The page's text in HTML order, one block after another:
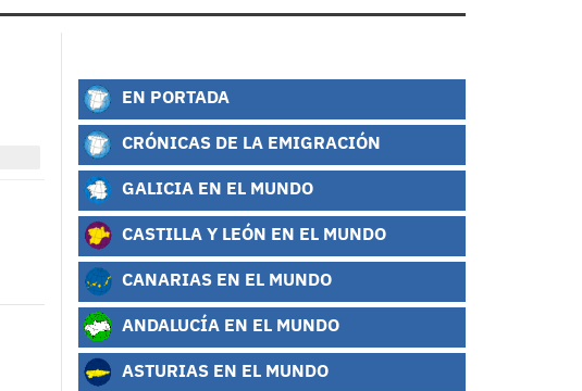
EN PORTADA
CRÓNICAS DE LA EMIGRACIÓN
GALICIA EN EL MUNDO
CASTILLA Y LEÓN EN EL MUNDO
CANARIAS EN EL MUNDO
ANDALUCÍA EN EL MUNDO
ASTURIAS EN EL MUNDO